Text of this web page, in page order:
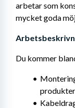
arbetar som
mycket goda
Du kommer
produkter